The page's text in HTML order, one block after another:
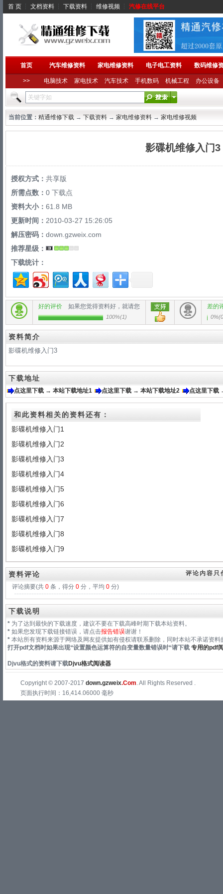
首 页 ┆ 文档资料 ┆ 下载资料 ┆ 维修视频 ┆ 汽修在线平台
首页 汽车维修资料 家电维修资料 电子电工资料 数码维修
>> 电脑技术 家电技术 汽车技术 手机数码 机械工程 办公设备
当前位置： 精通维修下载 → 下载资料 → 家电维修资料 → 家电维修视频
影碟机维修入门3
授权方式： 共享版
所需点数： 0 下载点
资料大小： 61.8 MB
更新时间： 2010-03-27 15:26:05
解压密码： down.gzweix.com
推荐星级：
下载统计：
好的评价 如果您觉得资料好，就请您
100%(1)
差的
0%(0
资料简介
影碟机维修入门3
下载地址
点这里下载 → 本站下载地址1 点这里下载 → 本站下载地址2 点这里下载
和此资料相关的资料还有：
影碟机维修入门1
影碟机维修入门2
影碟机维修入门3
影碟机维修入门4
影碟机维修入门5
影碟机维修入门6
影碟机维修入门7
影碟机维修入门8
影碟机维修入门9
资料评论
评论内容只
评论摘要(共 0 条，得分 0 分，平均 0 分)
下载说明
* 为了达到最快的下载速度，建议不要在下载高峰时期下载本站资料。
* 如果您发现下载链接错误，请点击报告错误谢谢！
* 本站所有资料来源于网络及网友提供如有侵权请联系删除，同时本站不承诺资料
打开pdf文档时如果出现“设置颜色运算符的自变量数量错误时“请下载 专用的pdf
Djvu格式的资料请下载Djvu格式阅读器
Copyright © 2007-2017 down.gzweix.Com. All Rights Reserved .
页面执行时间：16,414.06000 毫秒